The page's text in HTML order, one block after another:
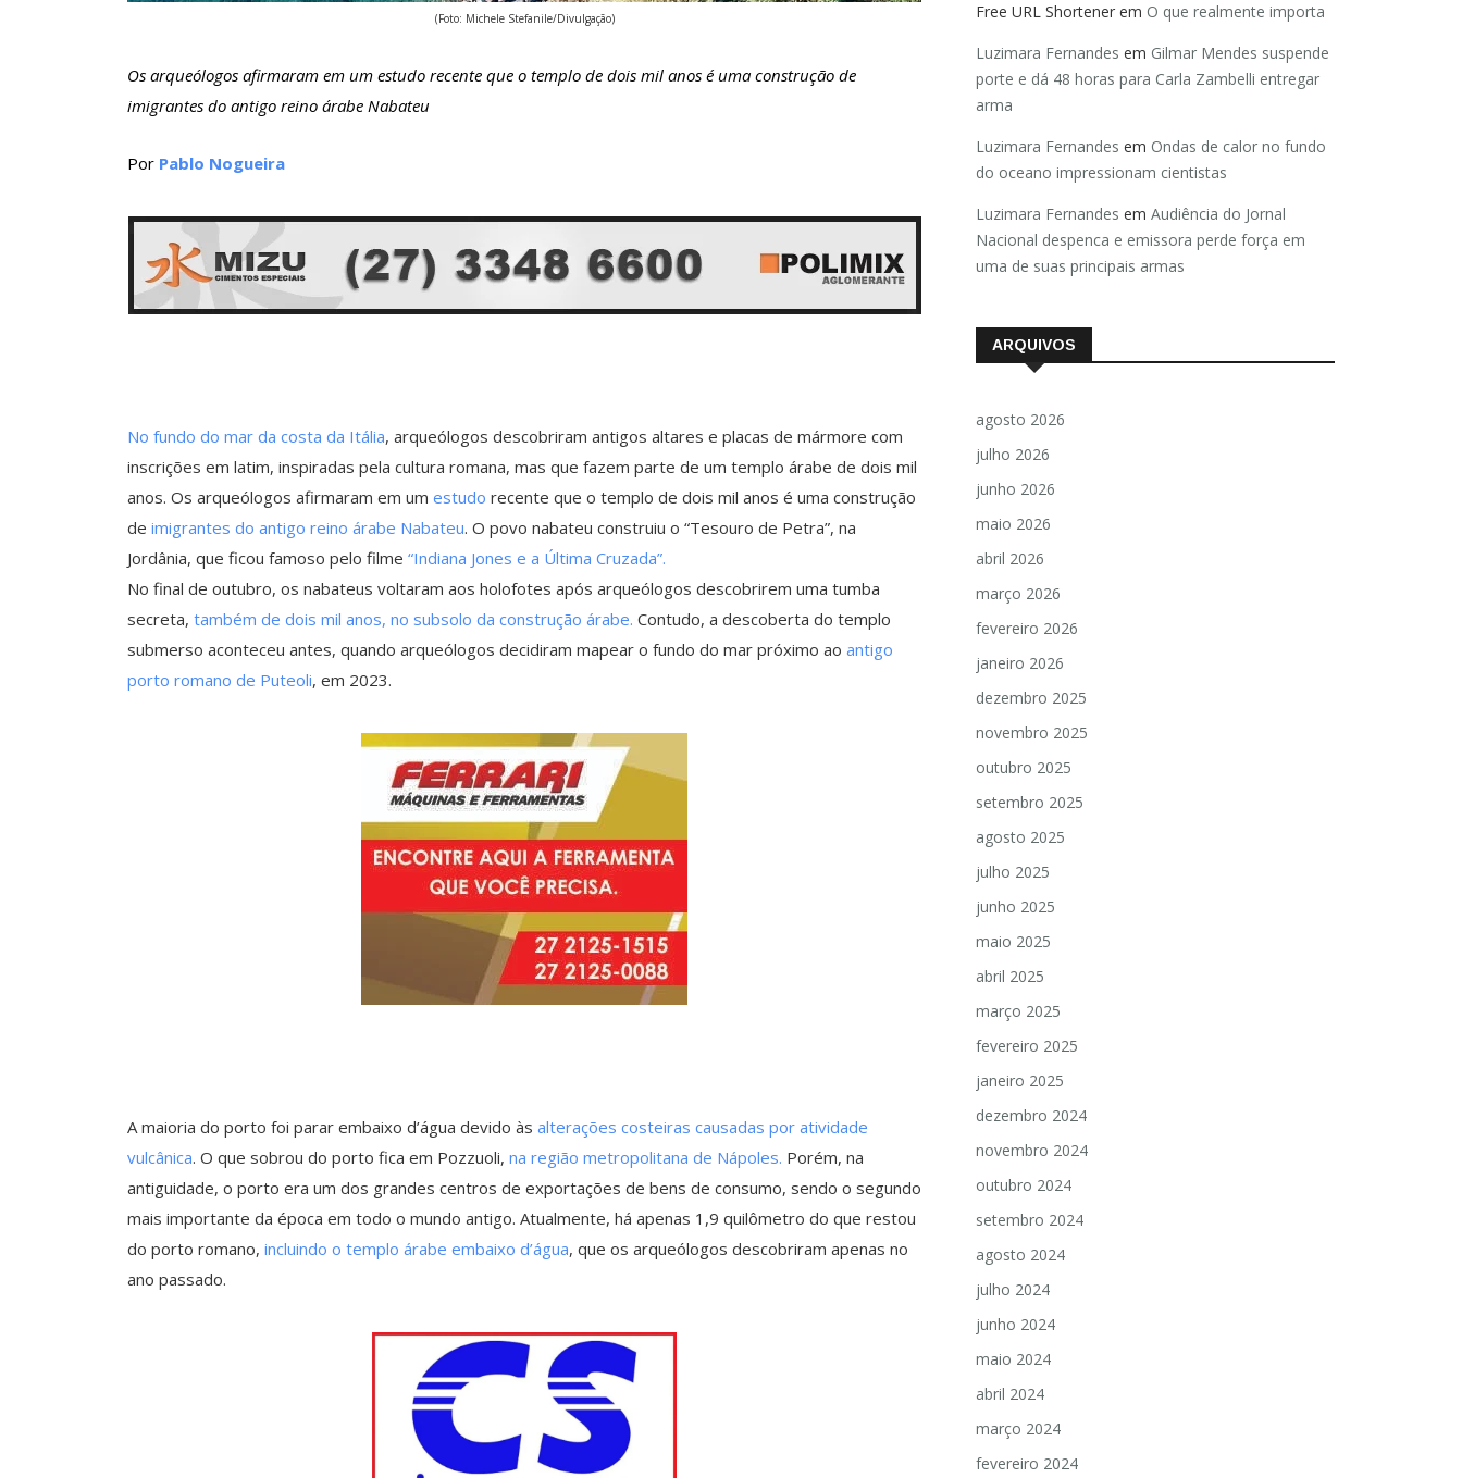
(Foto: Michele Stefanile/Divulgação)
Os arqueólogos afirmaram em um estudo recente que o templo de dois mil anos é uma construção de
imigrantes do antigo reino árabe Nabateu
Por Pablo Nogueira
No fundo do mar da costa da Itália, arqueólogos descobriram antigos altares e placas de mármore com
inscrições em latim, inspiradas pela cultura romana, mas que fazem parte de um templo árabe de dois mil
anos. Os arqueólogos afirmaram em um estudo recente que o templo de dois mil anos é uma construção
de imigrantes do antigo reino árabe Nabateu. O povo nabateu construiu o “Tesouro de Petra”, na
Jordânia, que ficou famoso pelo filme “Indiana Jones e a Última Cruzada”.
No final de outubro, os nabateus voltaram aos holofotes após arqueólogos descobrirem uma tumba
secreta, também de dois mil anos, no subsolo da construção árabe. Contudo, a descoberta do templo
submerso aconteceu antes, quando arqueólogos decidiram mapear o fundo do mar próximo ao antigo
porto romano de Puteoli, em 2023.
A maioria do porto foi parar embaixo d’água devido às alterações costeiras causadas por atividade
vulcânica. O que sobrou do porto fica em Pozzuoli, na região metropolitana de Nápoles. Porém, na
antiguidade, o porto era um dos grandes centros de exportações de bens de consumo, sendo o segundo
mais importante da época em todo o mundo antigo. Atualmente, há apenas 1,9 quilômetro do que restou
do porto romano, incluindo o templo árabe embaixo d’água, que os arqueólogos descobriram apenas no
ano passado.
Free URL Shortener em O que realmente importa
Luzimara Fernandes em Gilmar Mendes suspende
porte e dá 48 horas para Carla Zambelli entregar
arma
Luzimara Fernandes em Ondas de calor no fundo
do oceano impressionam cientistas
Luzimara Fernandes em Audiência do Jornal
Nacional despenca e emissora perde força em
uma de suas principais armas
ARQUIVOS
agosto 2026
julho 2026
junho 2026
maio 2026
abril 2026
março 2026
fevereiro 2026
janeiro 2026
dezembro 2025
novembro 2025
outubro 2025
setembro 2025
agosto 2025
julho 2025
junho 2025
maio 2025
abril 2025
março 2025
fevereiro 2025
janeiro 2025
dezembro 2024
novembro 2024
outubro 2024
setembro 2024
agosto 2024
julho 2024
junho 2024
maio 2024
abril 2024
março 2024
fevereiro 2024